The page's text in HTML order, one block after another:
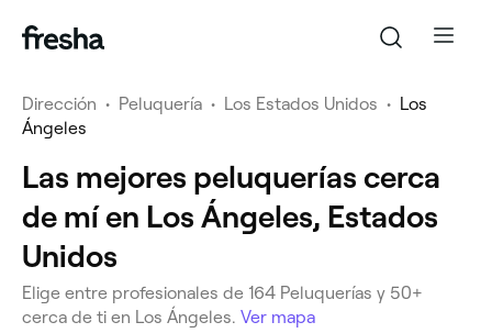
Dirección • Peluquería • Los Estados Unidos • Los
Ángeles
Las mejores peluquerías cerca
de mí en Los Ángeles, Estados
Unidos
Elige entre profesionales de 164 Peluquerías y 50+
cerca de ti en Los Ángeles. Ver mapa